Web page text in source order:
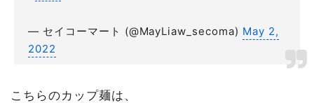
— セイコーマート (@MayLiaw_secoma) May 2,
2022
こちらのカップ麺は、